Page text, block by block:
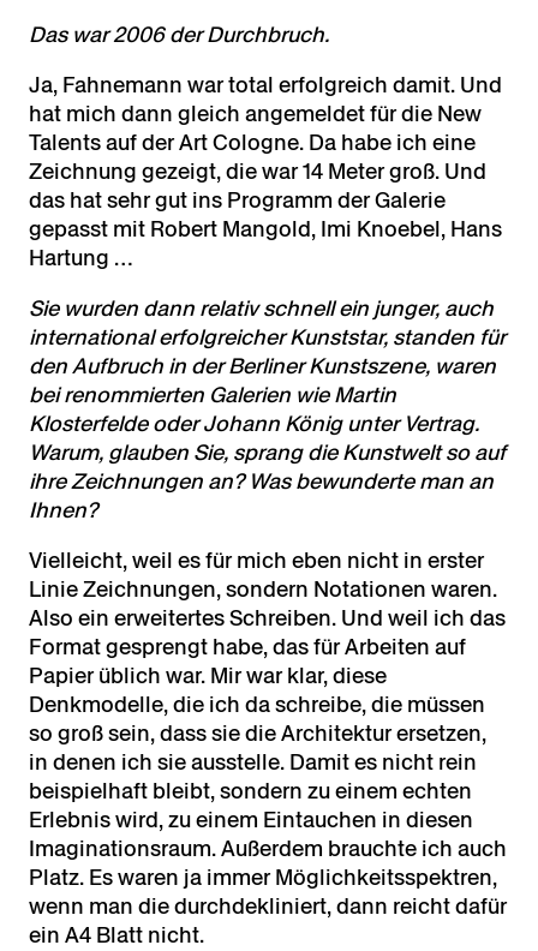
Das war 2006 der Durchbruch.
Ja, Fahnemann war total erfolgreich damit. Und
hat mich dann gleich angemeldet für die New
Talents auf der Art Cologne. Da habe ich eine
Zeichnung gezeigt, die war 14 Meter groß. Und
das hat sehr gut ins Programm der Galerie
gepasst mit Robert Mangold, Imi Knoebel, Hans
Hartung …
Sie wurden dann relativ schnell ein junger, auch
international erfolgreicher Kunststar, standen für
den Aufbruch in der Berliner Kunstszene, waren
bei renommierten Galerien wie Martin
Klosterfelde oder Johann König unter Vertrag.
Warum, glauben Sie, sprang die Kunstwelt so auf
ihre Zeichnungen an? Was bewunderte man an
Ihnen?
Vielleicht, weil es für mich eben nicht in erster
Linie Zeichnungen, sondern Notationen waren.
Also ein erweitertes Schreiben. Und weil ich das
Format gesprengt habe, das für Arbeiten auf
Papier üblich war. Mir war klar, diese
Denkmodelle, die ich da schreibe, die müssen
so groß sein, dass sie die Architektur ersetzen,
in denen ich sie ausstelle. Damit es nicht rein
beispielhaft bleibt, sondern zu einem echten
Erlebnis wird, zu einem Eintauchen in diesen
Imaginationsraum. Außerdem brauchte ich auch
Platz. Es waren ja immer Möglichkeitsspektren,
wenn man die durchdekliniert, dann reicht dafür
ein A4 Blatt nicht.